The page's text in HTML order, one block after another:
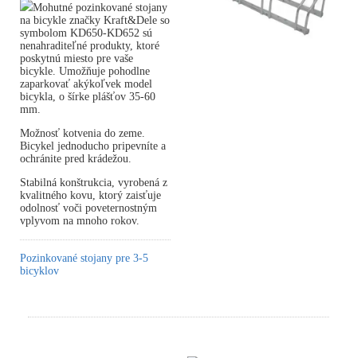
Mohutné pozinkované stojany
na bicykle značky Kraft&Dele so
symbolom KD650-KD652 sú
nenahraditeľné produkty, ktoré
poskytnú miesto pre vaše
bicykle. Umožňuje pohodlne
zaparkovať akýkoľvek model
bicykla, o šírke plášťov 35-60
mm.
Možnosť kotvenia do zeme.
Bicykel jednoducho pripevníte a
ochránite pred krádežou.
Stabilná konštrukcia, vyrobená z
kvalitného kovu, ktorý zaisťuje
odolnosť voči poveternostným
vplyvom na mnoho rokov.
Pozinkované stojany pre 3-5
bicyklov